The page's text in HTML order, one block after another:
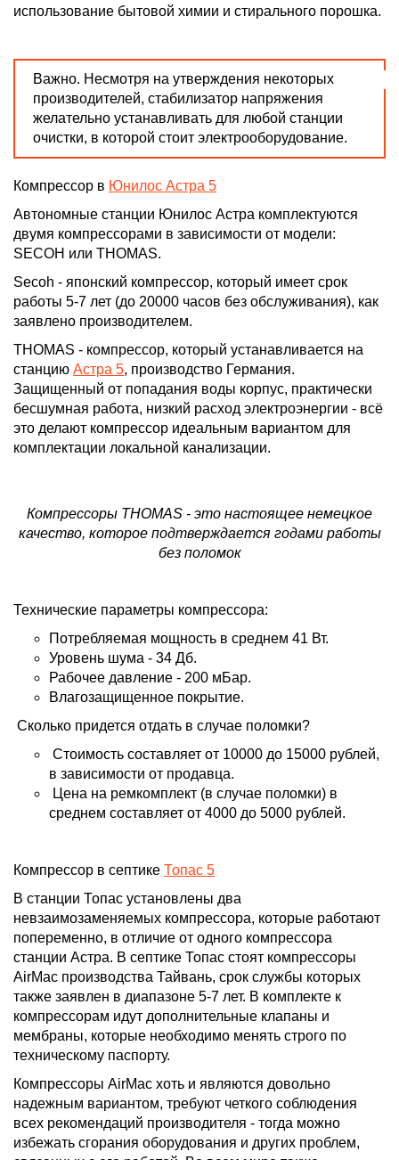
использование бытовой химии и стирального порошка.
Важно. Несмотря на утверждения некоторых
производителей, стабилизатор напряжения
желательно устанавливать для любой станции
очистки, в которой стоит электрооборудование.
Компрессор в Юнилос Астра 5
Автономные станции Юнилос Астра комплектуются
двумя компрессорами в зависимости от модели:
SECOH или THOMAS.
Secoh - японский компрессор, который имеет срок
работы 5-7 лет (до 20000 часов без обслуживания), как
заявлено производителем.
THOMAS - компрессор, который устанавливается на
станцию Астра 5, производство Германия.
Защищенный от попадания воды корпус, практически
бесшумная работа, низкий расход электроэнергии - всё
это делают компрессор идеальным вариантом для
комплектации локальной канализации.
Компрессоры THOMAS - это настоящее немецкое
качество, которое подтверждается годами работы
без поломок
Технические параметры компрессора:
Потребляемая мощность в среднем 41 Вт.
Уровень шума - 34 Дб.
Рабочее давление - 200 мБар.
Влагозащищенное покрытие.
Сколько придется отдать в случае поломки?
Стоимость составляет от 10000 до 15000 рублей,
в зависимости от продавца.
Цена на ремкомплект (в случае поломки) в
среднем составляет от 4000 до 5000 рублей.
Компрессор в септике Топас 5
В станции Топас установлены два
невзаимозаменяемых компрессора, которые работают
попеременно, в отличие от одного компрессора
станции Астра. В септике Топас стоят компрессоры
AirMac производства Тайвань, срок службы которых
также заявлен в диапазоне 5-7 лет. В комплекте к
компрессорам идут дополнительные клапаны и
мембраны, которые необходимо менять строго по
техническому паспорту.
Компрессоры AirMac хоть и являются довольно
надежным вариантом, требуют четкого соблюдения
всех рекомендаций производителя - тогда можно
избежать сгорания оборудования и других проблем,